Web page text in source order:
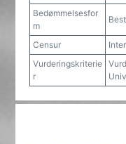
Bedømmelsesfor
m
Censur
Vurderingskriterie
r